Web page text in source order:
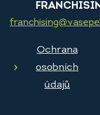
Ochrana
osobních
údajů